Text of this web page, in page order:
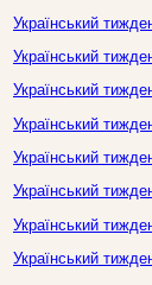
Український
Український
Український
Український
Український
Український
Український
Український